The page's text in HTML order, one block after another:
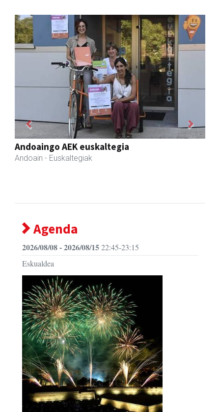
Francisco Mendikute
Andoain - Harategiak
Previous Next
Agenda
2026/08/08 - 2026/08/1522:45-23:15
Eskualdea